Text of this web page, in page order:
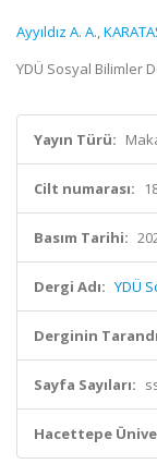
Ayyıldız A. A.,
YDÜ Sosyal Bilimler
Yayın Türü:
Cilt numarası:
Basım Tarihi:
Dergi Adı: YDÜ
Derginin
Sayfa Sayıları:
Hacettepe